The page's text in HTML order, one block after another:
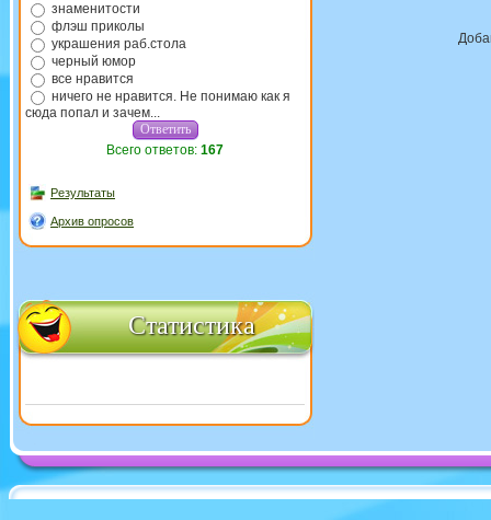
знаменитости
флэш приколы
украшения раб.стола
черный юмор
все нравится
ничего не нравится. Не понимаю как я
сюда попал и зачем...
Всего ответов: 167
Результаты
Архив опросов
Статистика